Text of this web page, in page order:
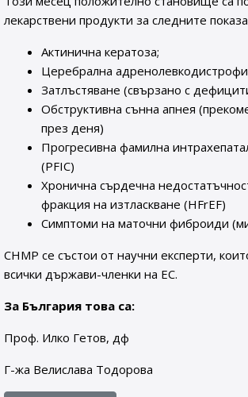
лекарствени продукти за следните
Актинична кератоза;
Церебрална
Затлъстяване (свързано с
Обструктивна сънна апнея
през деня)
Прогресивна фамилна
(PFIC)
Хронична сърдечна
фракция на изтласкване (HFrEF)
Симптоми на маточни фиброиди
CHMP се състои от научни експерти,
всички държави-членки на ЕС.
За България това са:
Проф. Илко Гетов, дф
Г-жа Велислава Тодорова